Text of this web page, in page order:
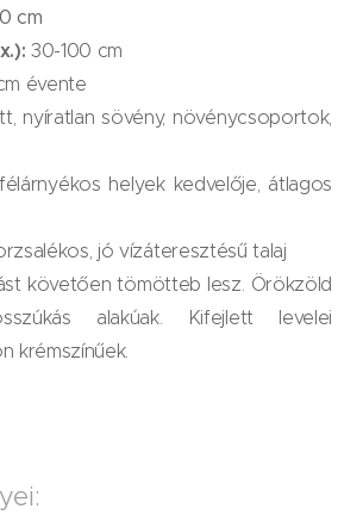
cm
30-100 cm
évente
nyíratlan sövény, növénycsoportok,
helyek kedvelője, átlagos
jó vízáteresztésű talaj
követően tömötteb lesz. Örökzöld
alakúak. Kifejlett levelei
krémszínűek.